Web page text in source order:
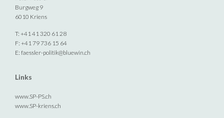
Burgweg 9
6010 Kriens
T: +41 41 320 61 28
F: +41 79 736 15 64
E: faessler-politik@bluewin.ch
Links
www.SP-PS.ch
www.SP-kriens.ch